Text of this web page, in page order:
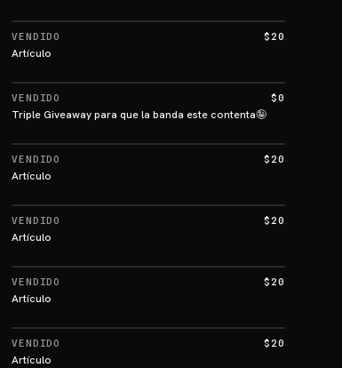
VENDIDO $20
Artículo
VENDIDO $0
Triple Giveaway para que la banda este contenta🤪
VENDIDO $20
Artículo
VENDIDO $20
Artículo
VENDIDO $20
Artículo
VENDIDO $20
Artículo